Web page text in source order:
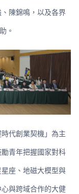
陳錦鳴，以及各界
。
代創業契機」為主
青年把握國家對科
座、地磁大模型與
與跨域合作的大健